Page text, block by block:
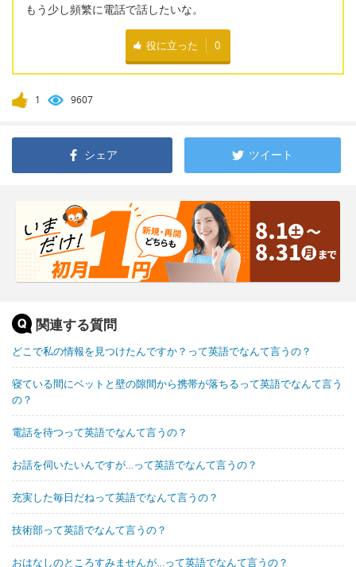
もう少し頻繁に電話で話したいな。
役に立った 0
1 9607
シェア ツイート
関連する質問
どこで私の情報を見つけたんですか？って英語でなんて言うの？
寝ている間にベットと壁の隙間から携帯が落ちるって英語でなんて言う
の？
電話を待つって英語でなんて言うの？
お話を伺いたいんですが…って英語でなんて言うの？
充実した毎日だねって英語でなんて言うの？
技術部って英語でなんて言うの？
おはなしのところすみませんが…って英語でなんて言うの？